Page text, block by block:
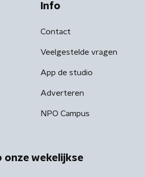
Info
Contact
Veelgestelde vragen
App de studio
Adverteren
NPO Campus
onze wekelijkse